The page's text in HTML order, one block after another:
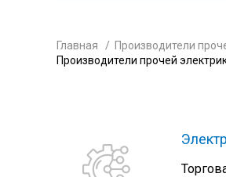
Главная Производители
Производители прочей